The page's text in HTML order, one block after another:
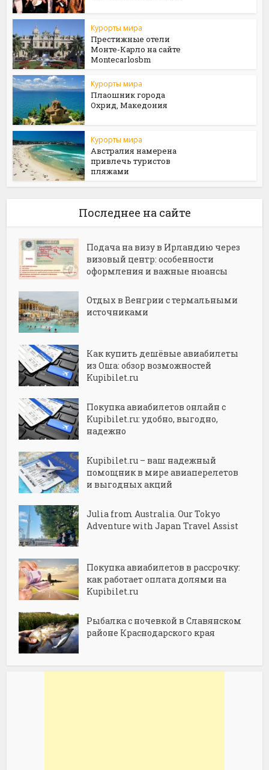
Курорты мира
Престижные отели
Монте-Карло на сайте
Мontecarlosbm
Курорты мира
Плаошник города
Охрид, Македония
Курорты мира
Австралия намерена
привлечь туристов
пляжами
Последнее на сайте
Подача на визу в Ирландию через
визовый центр: особенности
оформления и важные нюансы
Отдых в Венгрии с термальными
источниками
Как купить дешёвые авиабилеты
из Оша: обзор возможностей
Kupibilet.ru
Покупка авиабилетов онлайн с
Kupibilet.ru: удобно, выгодно,
надежно
Kupibilet.ru – ваш надежный
помощник в мире авиаперелетов
и выгодных акций
Julia from Australia. Our Tokyo
Adventure with Japan Travel Assist
Покупка авиабилетов в рассрочку:
как работает оплата долями на
Kupibilet.ru
Рыбалка с ночевкой в Славянском
районе Краснодарского края